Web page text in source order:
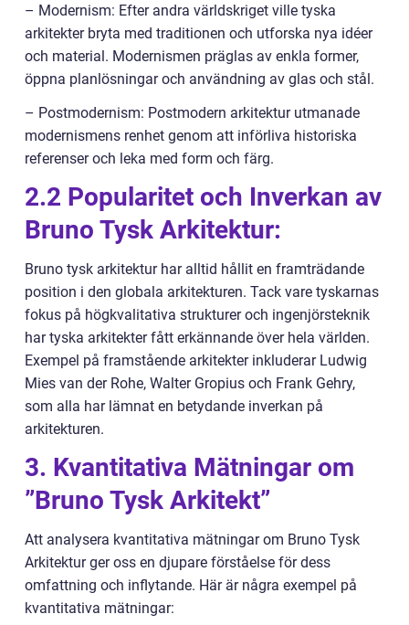
– Modernism: Efter andra världskriget ville tyska
arkitekter bryta med traditionen och utforska nya idéer
och material. Modernismen präglas av enkla former,
öppna planlösningar och användning av glas och stål.
– Postmodernism: Postmodern arkitektur utmanade
modernismens renhet genom att införliva historiska
referenser och leka med form och färg.
2.2 Popularitet och Inverkan av
Bruno Tysk Arkitektur:
Bruno tysk arkitektur har alltid hållit en framträdande
position i den globala arkitekturen. Tack vare tyskarnas
fokus på högkvalitativa strukturer och ingenjörsteknik
har tyska arkitekter fått erkännande över hela världen.
Exempel på framstående arkitekter inkluderar Ludwig
Mies van der Rohe, Walter Gropius och Frank Gehry,
som alla har lämnat en betydande inverkan på
arkitekturen.
3. Kvantitativa Mätningar om
”Bruno Tysk Arkitekt”
Att analysera kvantitativa mätningar om Bruno Tysk
Arkitektur ger oss en djupare förståelse för dess
omfattning och inflytande. Här är några exempel på
kvantitativa mätningar: